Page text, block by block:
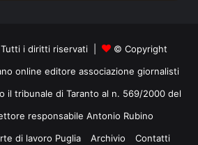
i diritti riservati |
© Copyright
online editore associazione giornalisti
il tribunale di Taranto al n. 569/2000 del
responsabile Antonio Rubino
di lavoro Puglia Archivio
Contatti